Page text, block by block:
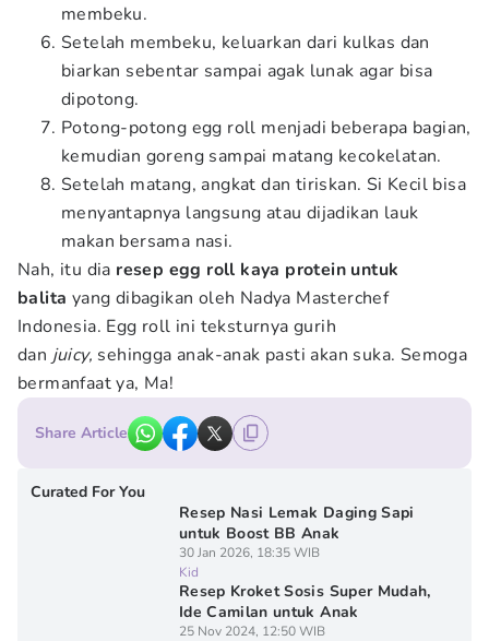
membeku.
Setelah membeku, keluarkan dari kulkas dan
biarkan sebentar sampai agak lunak agar bisa
dipotong.
Potong-potong egg roll menjadi beberapa bagian,
kemudian goreng sampai matang kecokelatan.
Setelah matang, angkat dan tiriskan. Si Kecil bisa
menyantapnya langsung atau dijadikan lauk
makan bersama nasi.
Nah, itu dia resep egg roll kaya protein untuk
balita yang dibagikan oleh Nadya Masterchef
Indonesia. Egg roll ini teksturnya gurih
dan juicy, sehingga anak-anak pasti akan suka. Semoga
bermanfaat ya, Ma!
Share Article
Curated For You
Resep Nasi Lemak Daging Sapi
untuk Boost BB Anak
30 Jan 2026, 18:35 WIB
Kid
Resep Kroket Sosis Super Mudah,
Ide Camilan untuk Anak
25 Nov 2024, 12:50 WIB